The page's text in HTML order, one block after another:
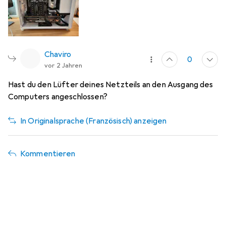
Chaviro
vor 2 Jahren
0
Hast du den Lüfter deines Netzteils an den Ausgang des
Computers angeschlossen?
In Originalsprache (Französisch) anzeigen
Kommentieren